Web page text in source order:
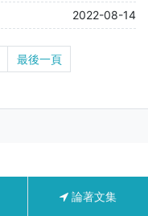
2022-08-14
最後一頁
論著文集